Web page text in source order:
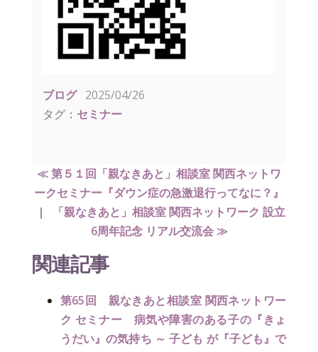
ブログ
2025/04/26
タグ： セミナー
≪ 第５１回「親なきあと」相談室 関西ネットワ
ークセミナー『ダウン症の急激退行ってなに？』
｜
「親なきあと」相談室 関西ネットワーク 設立
6周年記念 リアル交流会 ≫
関連記事
第65回 親なきあと相談室 関西ネットワー
ク セミナー 病気や障害のある子の『きょ
うだい』の気持ち ～ 子ども が『子ども』で